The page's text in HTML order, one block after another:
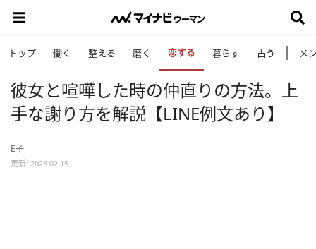
トップ 働く 整える 磨く 恋する 暮らす 占う メ
彼女と喧嘩した時の仲直りの方法。上
手な謝り方を解説【LINE例文あり】
E子
更新: 2023.02.15